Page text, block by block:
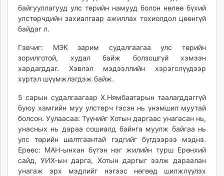
байгууллагууд улс төрийн намууд болон нөлөө бүхий
улстөрчдийн захиалгаар ажиллах тохиолдол цөөнгүй
байдаг л.
Гэвчиг: МЭК зарим судалгаагаа улс төрийн
зорилготой, худал байж болзошгүй хэмээн
хардагддаг. Хэвлэл мэдээллийн хэрэгслүүдээр
хүртэл шүүмжлэгдэж байж.
5 сарын судалгаагаар Х.Нямбаатарын таалагддаггүй
буюу хамгийн муу улстөрч гэсэн нь үнэмшил муутай
болсон. Уулаасаа: Түүнийг Хотын даргаас унагасан нь,
унасных нь дараа сошиалд байнга муулж байгаа нь
улс төрийн шалтгаантай гэдгийг бүгдээрээ мэднэ.
Ерөөс: МАН-ынхан бүтэн нэг жилийн турш Ерөнхий
сайд, УИХ-ын дарга, Хотын даргыг ээлж дараалан
унагаж эрх мэдлийг нэгээс нөгөөд шилжлүүлэх